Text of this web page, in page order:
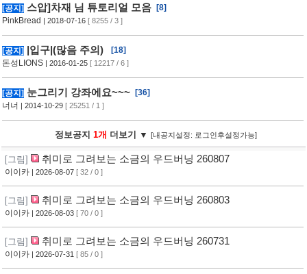
[공지] 스압]차재 님 튜토리얼 모음 [8]
PinkBread | 2018-07-16 [ 8255 / 3 ]
[공지] |입구|(많음 주의)
[18]
돈성LIONS | 2016-01-25 [ 12217 / 6 ]
[공지] 눈그리기 강좌에요~~~ [36]
너너 | 2014-10-29 [ 25251 / 1 ]
정보공지 1개 더보기 ▼ [내공지설정: 로그인후설정가능]
[그림] 취미로 그려보는 소금의 우드버닝 260807
이이카 | 2026-08-07 [ 32 / 0 ]
[그림] 취미로 그려보는 소금의 우드버닝 260803
이이카 | 2026-08-03 [ 70 / 0 ]
[그림] 취미로 그려보는 소금의 우드버닝 260731
이이카 | 2026-07-31 [ 85 / 0 ]